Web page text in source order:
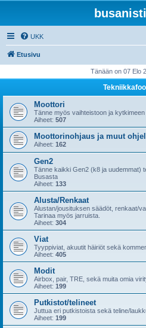
UKK
Etusivu
Tänään on 07 Elo
Moottori
Tänne myös vaihteistoon ja
Aiheet: 507
Moottorinohjaus ja muut
Aiheet: 162
Gen2
Tänne kaikki Gen2 (k8 ja uudemmat)
Busasta
Aiheet: 133
Alusta/Renkaat
Alustan/jousituksen säädöt, renkaat/
Tarinaa myös jarruista.
Aiheet: 304
Viat
Tyyppiviat, akuutit häiriöt sekä
Aiheet: 405
Modit
Airbox, pair, TRE, sekä muita omia
Aiheet: 199
Putkistot/telineet
Juttua eri putkistoista sekä teline/
Aiheet: 199